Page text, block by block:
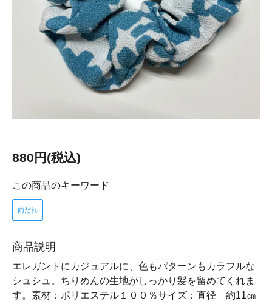
880円(税込)
この商品のキーワード
雨だれ
商品説明
エレガントにカジュアルに、色もパターンもカラフルな
シュシュ。ちりめんの生地がしっかり髪を留めてくれま
す。素材：ポリエステル１００％サイズ：直径 約11㎝